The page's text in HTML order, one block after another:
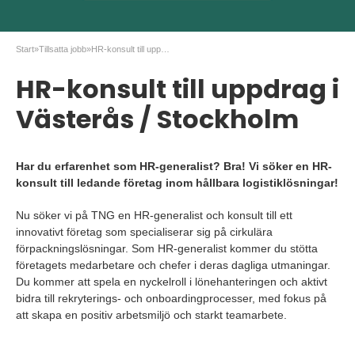
Start»Tillsatta jobb»
HR-konsult till uppdrag i
Västerås / Stockholm
Har du erfarenhet som HR-generalist? Bra! Vi söker en HR-
konsult till ledande företag inom hållbara logistiklösningar!
Nu söker vi på TNG en HR-generalist och konsult till ett
innovativt företag som specialiserar sig på cirkulära
förpackningslösningar. Som HR-generalist kommer du stötta
företagets medarbetare och chefer i deras dagliga utmaningar.
Du kommer att spela en nyckelroll i lönehanteringen och aktivt
bidra till rekryterings- och onboardingprocesser, med fokus på
att skapa en positiv arbetsmiljö och starkt teamarbete.